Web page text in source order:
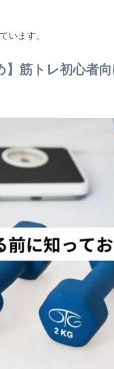
います。
】筋トレ初心者